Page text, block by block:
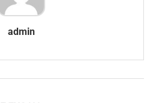
admin